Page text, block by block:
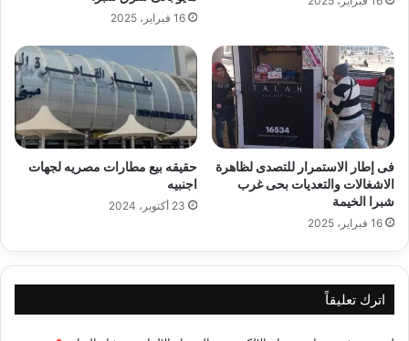
16 فبراير، 2025
فى إطار الاستمرار للتصدى لظاهرة
الاشغالات والتعديات بحى غرب
شبرا الخيمة
16 فبراير، 2025
حقيقه بيع مطارات مصريه لجهات
اجنبيه
23 أكتوبر، 2024
اترك تعليقاً